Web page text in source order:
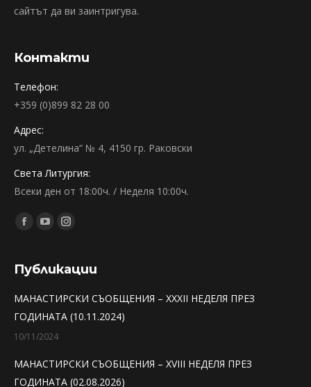
сайтът да ви заинтригува.
Контакти
Телефон:
+359 (0)899 82 28 00
Адрес:
ул. „Детелина“ № 4, 4150 гр. Раковски
Света Литургия:
Всеки ден от 18:00ч. / Неделя 10:00ч.
Find us on:
Facebook
opens
new
window
YouTube
opens
new
window
Instagram
opens
new
window
Публикации
МАНАСТИРСКИ СЪОБЩЕНИЯ – XXXII НЕДЕЛЯ ПРЕЗ
ГОДИНАТА (10.11.2024)
10/11/2024
МАНАСТИРСКИ СЪОБЩЕНИЯ – XVIII НЕДЕЛЯ ПРЕЗ
ГОДИНАТА (02.08.2026)